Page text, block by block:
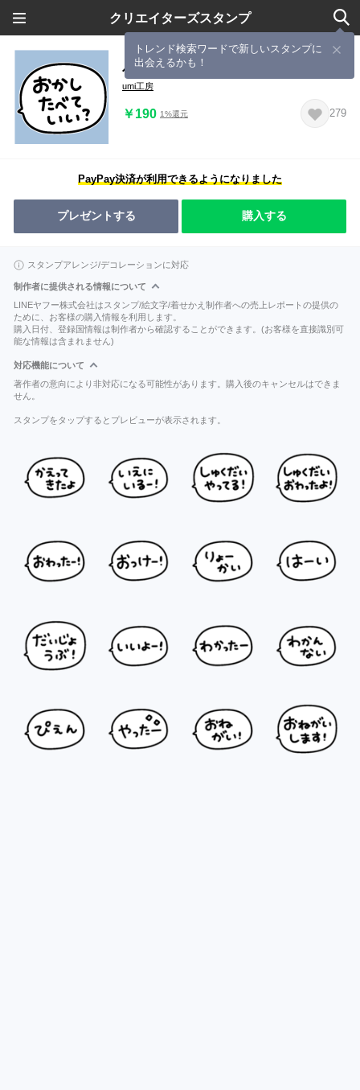
クリエイターズスタンプ
トレンド検索ワードで新しいスタンプに
出会えるかも！
小学生のおるすばんスタンプ！
umi工房
￥190 1%還元 279
PayPay決済が利用できるようになりました
プレゼントする 購入する
スタンプアレンジ/デコレーションに対応
制作者に提供される情報について
LINEヤフー株式会社はスタンプ/絵文字/着せかえ制作者への売上レポートの提供の
ために、お客様の購入情報を利用します。
購入日付、登録国情報は制作者から確認することができます。(お客様を直接識別可
能な情報は含まれません)
対応機能について
著作者の意向により非対応になる可能性があります。購入後のキャンセルはできま
せん。
スタンプをタップするとプレビューが表示されます。